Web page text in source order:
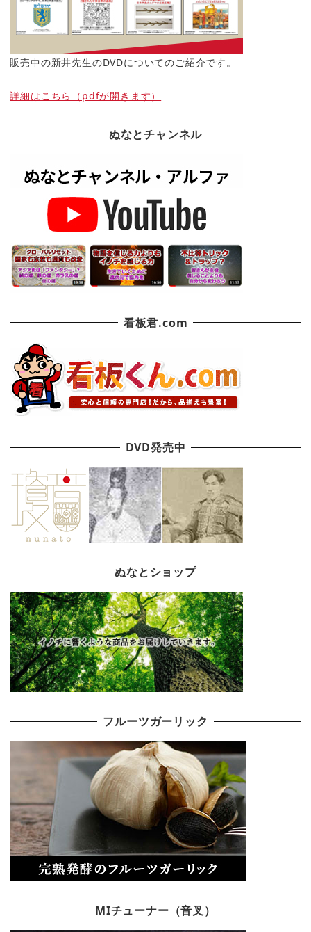
販売中の新井先生のDVDについてのご紹介です。
詳細はこちら（pdfが開きます）
ぬなとチャンネル
看板君.com
DVD発売中
ぬなとショップ
フルーツガーリック
MIチューナー（音叉）